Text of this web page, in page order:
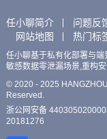
任小聊简介 问题反
网站地图
热门标
任小聊基于私有化部署与
敏感数据零泄漏场景,重构
© 2020 - 2025
Reserved.
浙公网安备
20181276